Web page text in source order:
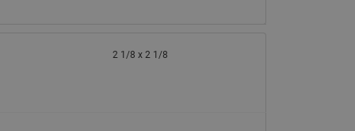
2 1/8 x 2 1/8